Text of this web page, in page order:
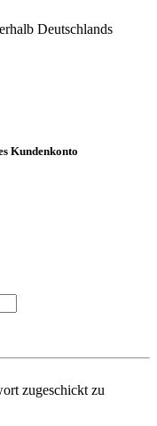
Deutschlands
Kundenkonto
zugeschickt zu